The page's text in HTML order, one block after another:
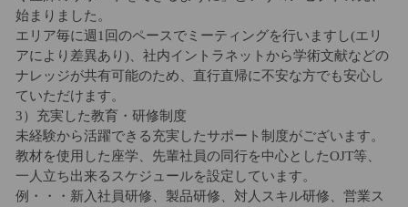
始まりました。
エリア毎に週1回のペースでミーティングを行いますし(エリ
アにより差異あり)、社内イントラネットから学術文献などの
ナレッジが共有可能のため、直行直帰に不安な方でも安心し
ていただけます。
3）充実した教育・研修制度
未経験から活躍できる充実したサポート制度がございます。
教材を使用した座学、先輩社員の同行を中心としたOJT等、
一人立ち出来るスケジュールを設定しています。
例・・・新入社員研修、製品研修、対人スキル研修、営業ス